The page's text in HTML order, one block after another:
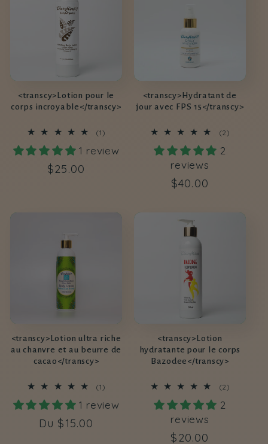
<transcy>Lotion pour le
corps incroyable</transcy>
(1)1
des
1 review
Prix
$25.00
<transcy>Hydratant de
jour avec FPS 15</transcy>
(2)
2
reviews
Prix
$40.00
<transcy>Lotion ultra riche
au chanvre et au beurre de
cacao</transcy>
(1)1
des
1 review
Prix
Du $15.00
<transcy>Lotion
hydratante pour le corps
Bazodee</transcy>
(2)
2
reviews
Prix
$20.00